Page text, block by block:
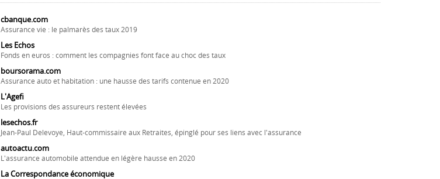
cbanque.com
Assurance vie : le palmarès des taux 2019
Les Echos
Fonds en euros : comment les compagnies font face au choc des taux
boursorama.com
Assurance auto et habitation : une hausse des tarifs contenue en 2020
L'Agefi
Les provisions des assureurs restent élevées
lesechos.fr
Jean-Paul Delevoye, Haut-commissaire aux Retraites, épinglé pour ses liens avec l'assurance
autoactu.com
L'assurance automobile attendue en légère hausse en 2020
La Correspondance économique